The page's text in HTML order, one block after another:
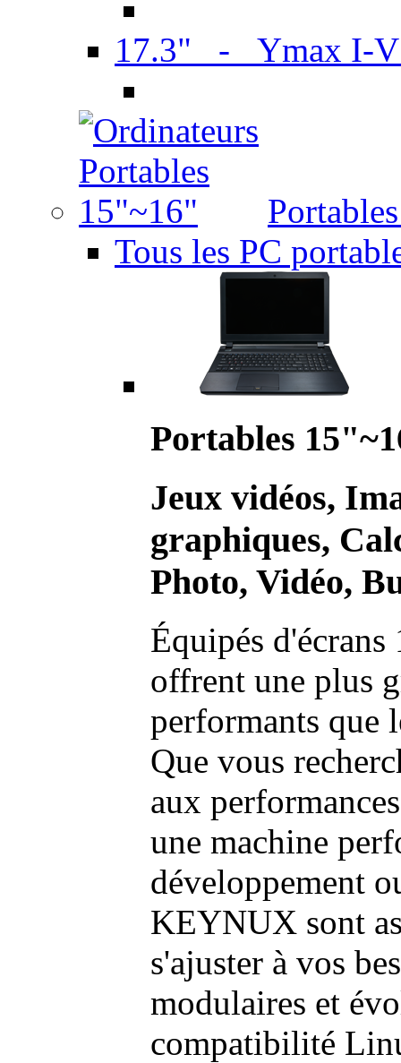
17.3" - Ymax I-
Tous les PC
Portables
Jeux vidéos,
graphiques,
Photo, Vidéo,
Équipés
offrent une plus
performants que
Que vous
aux
une machine
développement
KEYNUX sont
s'ajuster à vos
modulaires et
compatibilité